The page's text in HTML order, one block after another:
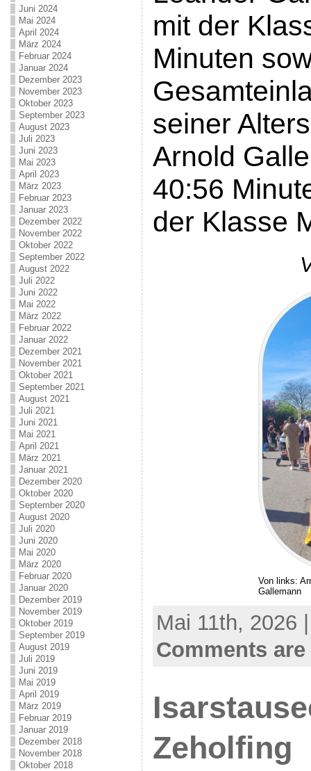
Juni 2024
Mai 2024
April 2024
März 2024
Februar 2024
Januar 2024
Dezember 2023
November 2023
Oktober 2023
September 2023
August 2023
Juli 2023
Juni 2023
Mai 2023
April 2023
März 2023
Februar 2023
Januar 2023
Dezember 2022
November 2022
Oktober 2022
September 2022
August 2022
Juli 2022
Juni 2022
Mai 2022
März 2022
Februar 2022
Januar 2022
Dezember 2021
November 2021
Oktober 2021
September 2021
August 2021
Juli 2021
Juni 2021
Mai 2021
April 2021
März 2021
Januar 2021
Dezember 2020
Oktober 2020
September 2020
August 2020
Juli 2020
Juni 2020
Mai 2020
März 2020
Februar 2020
Januar 2020
Dezember 2019
November 2019
Oktober 2019
September 2019
August 2019
Juli 2019
Juni 2019
Mai 2019
April 2019
März 2019
Februar 2019
Januar 2019
Dezember 2018
November 2018
Oktober 2018
mit der
Minuten
seiner
Arnold
40:56
der Klasse
Von links:
Gallemann
Mai 11th, 2026
Comments
Zeholfing